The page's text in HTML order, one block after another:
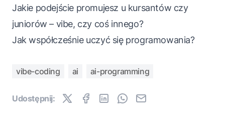
Jakie podejście promujesz u kursantów czy
juniorów – vibe, czy coś innego?
Jak współcześnie uczyć się programowania?
vibe-coding ai ai-programming
Udostępnij: